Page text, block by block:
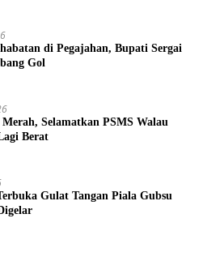
di Pegajahan, Bupati Sergai
Gol
Selamatkan PSMS Walau
Berat
Gulat Tangan Piala Gubsu